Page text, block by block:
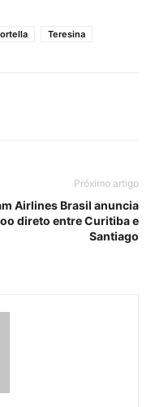
Teresina
Próximo artigo
Airlines Brasil anuncia
direto entre Curitiba e
Santiago